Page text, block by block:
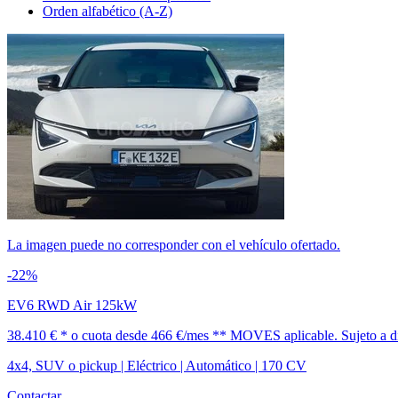
Orden alfabético (A-Z)
La imagen puede no corresponder con el vehículo ofertado.
-22%
EV6 RWD Air 125kW
38.410 € * o cuota desde 466 €/mes ** MOVES aplicable. Sujeto a
4x4, SUV o pickup | Eléctrico | Automático | 170 CV